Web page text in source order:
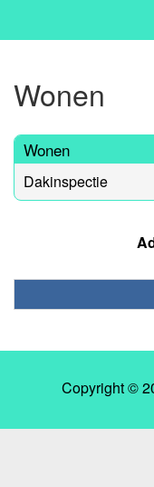
Wonen
Wonen
Dakinspectie
Copyright ©